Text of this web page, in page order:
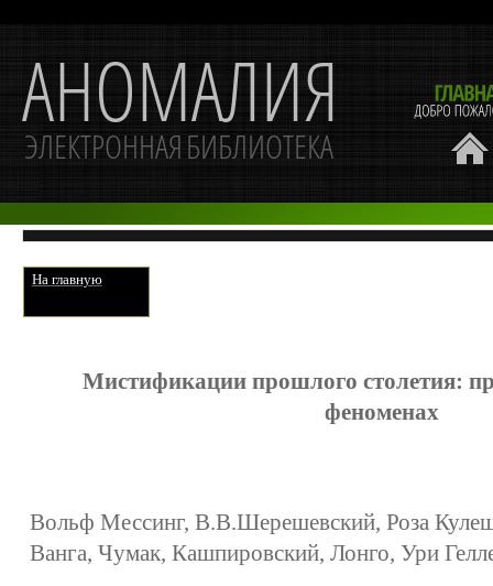
На главную
Мистификации прошлого столетия:
феноменах
Вольф Мессинг, В.В.Шерешевский, Роза
Ванга, Чумак, Кашпировский, Лонго, Ури